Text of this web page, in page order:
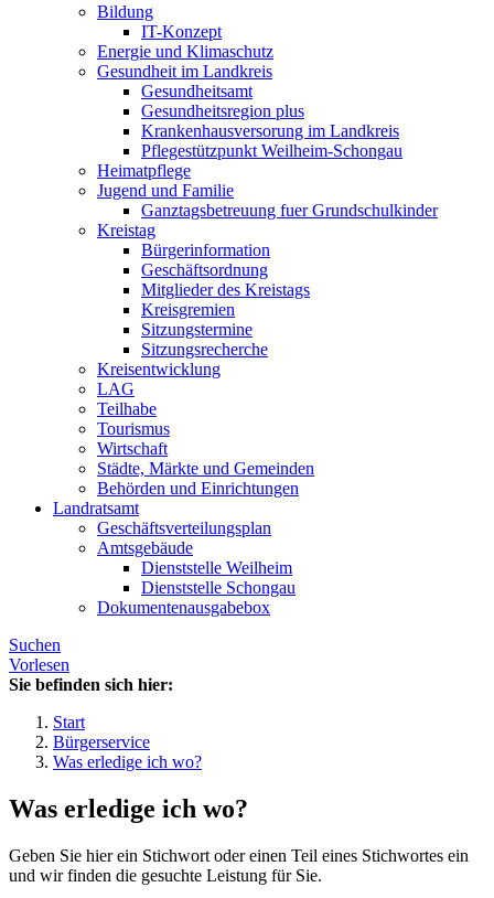
Bildung
IT-Konzept
Energie und Klimaschutz
Gesundheit im Landkreis
Gesundheitsamt
Gesundheitsregion plus
Krankenhausversorung im Landkreis
Pflegestützpunkt Weilheim-Schongau
Heimatpflege
Jugend und Familie
Ganztagsbetreuung fuer Grundschulkinder
Kreistag
Bürgerinformation
Geschäftsordnung
Mitglieder des Kreistags
Kreisgremien
Sitzungstermine
Sitzungsrecherche
Kreisentwicklung
LAG
Teilhabe
Tourismus
Wirtschaft
Städte, Märkte und Gemeinden
Behörden und Einrichtungen
Landratsamt
Geschäftsverteilungsplan
Amtsgebäude
Dienststelle Weilheim
Dienststelle Schongau
Dokumentenausgabebox
Suchen
Vorlesen
Sie befinden sich hier:
Start
Bürgerservice
Was erledige ich wo?
Was erledige ich wo?
Geben Sie hier ein Stichwort oder einen Teil eines Stichwortes ein
und wir finden die gesuchte Leistung für Sie.